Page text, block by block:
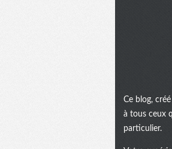
Ce blog,
à tous ceux
particulier.